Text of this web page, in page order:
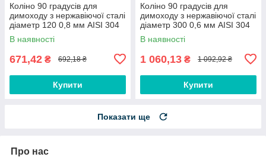
Коліно 90 градусів для
димоходу з нержавіючої сталі
діаметр 120 0,8 мм AISI 304
В наявності
671,42 ₴ 692,18 ₴
Купити
Коліно 90 градусів для
димоходу з нержавіючої сталі
діаметр 300 0,6 мм AISI 304
В наявності
1 060,13 ₴ 1 092,92 ₴
Купити
Показати ще
Про нас